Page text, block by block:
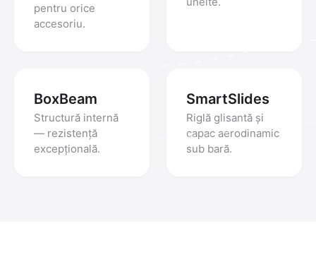
pentru orice
accesoriu.
BoxBeam
Structură internă
— rezistență
excepțională.
SmartSlides
Riglă glisantă și
capac aerodinamic
sub bară.